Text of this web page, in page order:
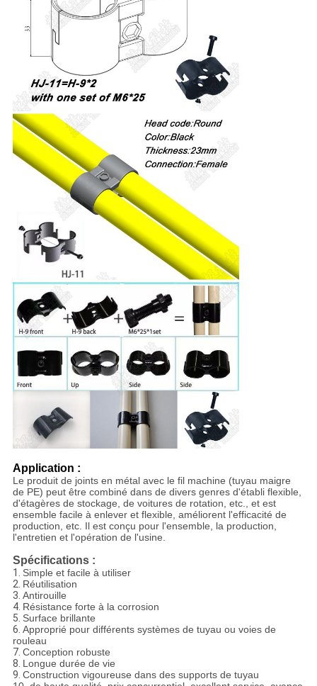
Application :
Le produit de joints en métal avec le fil machine (tuyau maigre
de PE) peut être combiné dans de divers genres d'établi flexible,
d'étagères de stockage, de voitures de rotation, etc., et est
ensemble facile à enlever et flexible, améliorent l'efficacité de
production, etc. Il est conçu pour l'ensemble, la production,
l'entretien et l'opération de l'usine.
Spécifications :
1. Simple et facile à utiliser
2. Réutilisation
3. Antirouille
4. Résistance forte à la corrosion
5. Surface brillante
6. Approprié pour différents systèmes de tuyau ou voies de
rouleau
7. Conception robuste
8. Longue durée de vie
9. Construction vigoureuse dans des supports de tuyau